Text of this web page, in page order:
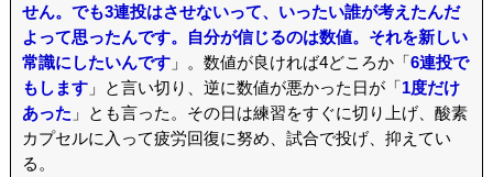
せん。でも3連投はさせないって、いったい誰が考えたんだ
よって思ったんです。自分が信じるのは数値。それを新しい
常識にしたいんです」。数値が良ければ4どころか「6連投で
もします」と言い切り、逆に数値が悪かった日が「1度だけ
あった 」とも言った。その日は練習をすぐに切り上げ、酸素
カプセルに入って疲労回復に努め、試合で投げ、抑えてい
る。